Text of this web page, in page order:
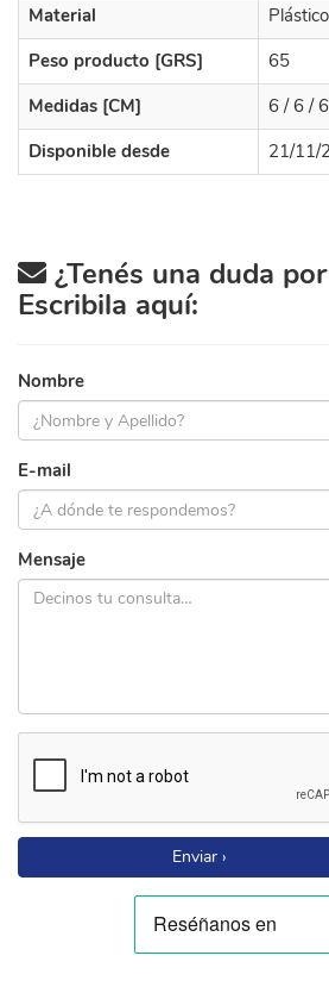
Material
Plástico
Peso producto [GRS]
65
Medidas [CM]
6 / 6 / 6
Disponible desde
21/11/
¿Tenés una duda
Escribila aquí:
Nombre
E-mail
Mensaje
Enviar ›